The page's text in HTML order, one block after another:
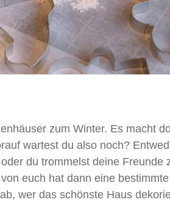
zum Winter. Es macht
wartest du also noch?
du trommelst deine Freunde
euch hat dann eine
wer das schönste Haus